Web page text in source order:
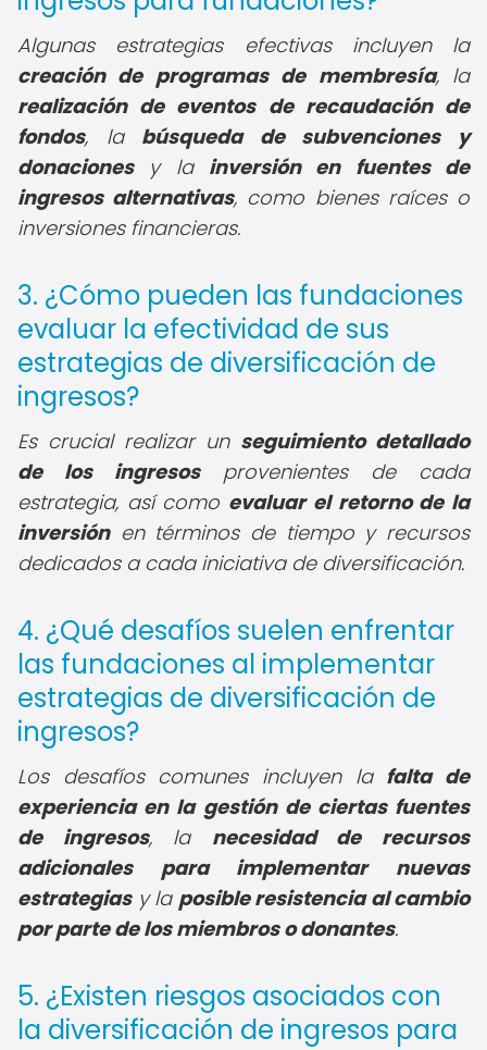
Algunas estrategias efectivas incluyen la
creación de programas de membresía, la
realización de eventos de recaudación de
fondos, la búsqueda de subvenciones y
donacionesy la inversión en fuentes de
ingresos alternativas, como bienes raíces o
inversiones financieras.
3. ¿Cómo pueden las fundaciones
evaluar la efectividad de sus
estrategias de diversificación de
ingresos?
Es crucial realizar un seguimiento detallado
de los ingresosprovenientes de cada
estrategia, así como evaluar el retorno de la
inversiónen términos de tiempo y recursos
dedicados a cada iniciativa de diversificación.
4. ¿Qué desafíos suelen enfrentar
las fundaciones al implementar
estrategias de diversificación de
ingresos?
Los desafíos comunes incluyen la falta de
experiencia en la gestión de ciertas fuentes
de ingresos, la necesidad de recursos
adicionales para implementar nuevas
estrategiasy la posible resistencia al cambio
por parte de los miembros o donantes.
5. ¿Existen riesgos asociados con
la diversificación de ingresos para